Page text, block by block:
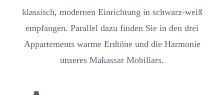
AMUSEMENT PARKS & ZOOS
klassisch, modernen Einrichtung in schwarz-weiß
empfangen. Parallel dazu finden Sie in den drei
Appartements warme Erdtöne und die Harmonie
unseres Makassar Mobiliars.